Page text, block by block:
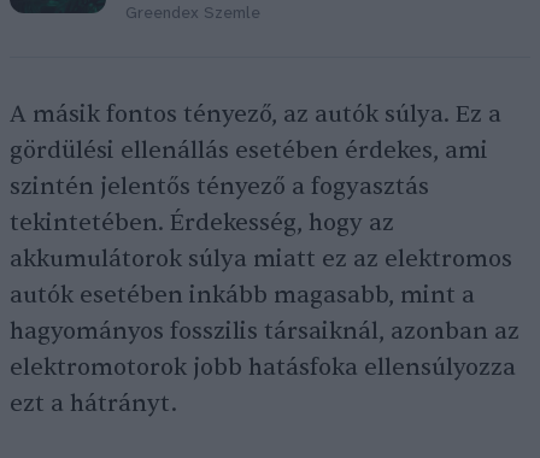
Greendex Szemle
A másik fontos tényező, az autók súlya. Ez a
gördülési ellenállás esetében érdekes, ami
szintén jelentős tényező a fogyasztás
tekintetében. Érdekesség, hogy az
akkumulátorok súlya miatt ez az elektromos
autók esetében inkább magasabb, mint a
hagyományos fosszilis társaiknál, azonban az
elektromotorok jobb hatásfoka ellensúlyozza
ezt a hátrányt.